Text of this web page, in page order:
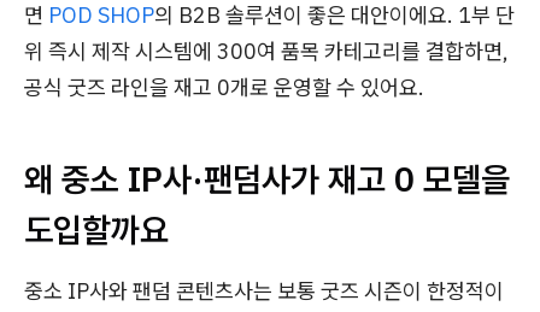
면 POD SHOP의 B2B 솔루션이 좋은 대안이에요. 1부 단
위 즉시 제작 시스템에 300여 품목 카테고리를 결합하면,
공식 굿즈 라인을 재고 0개로 운영할 수 있어요.
왜 중소 IP사·팬덤사가 재고 0 모델을
도입할까요
중소 IP사와 팬덤 콘텐츠사는 보통 굿즈 시즌이 한정적이